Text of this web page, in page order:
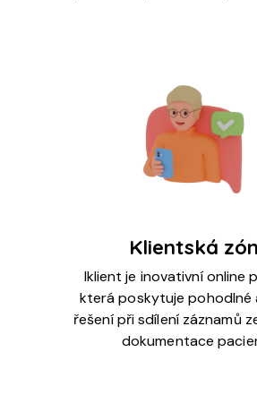
Klientská
Iklient je inovativní online
která poskytuje pohodlné
řešení při sdílení záznamů
dokumentace